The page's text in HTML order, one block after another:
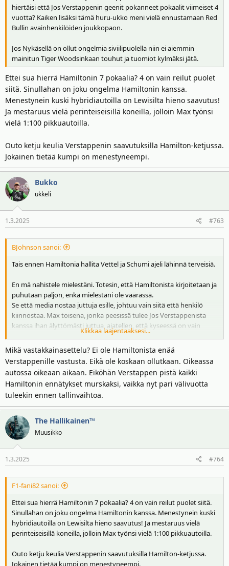
hiertäisi että Jos Verstappenin geenit pokanneet pokaalit viimeiset 4
vuotta? Kaiken lisäksi tämä huru-ukko meni vielä ennustamaan Red
Bullin avainhenkilöiden joukkopaon.
Jos Nykäsellä on ollut ongelmia siviilipuolella niin ei aiemmin
mainitun Tiger Woodsinkaan touhut ja tuomiot kylmäksi jätä.
Ettei sua hierrä Hamiltonin 7 pokaalia? 4 on vain reilut puolet
siitä. Sinullahan on joku ongelma Hamiltonin kanssa.
Menestynein kuski hybridiautoilla on Lewisilta hieno saavutus!
Ja mestaruus vielä perinteiseisillä koneilla, jolloin Max työnsi
vielä 1:100 pikkuautoilla.
Outo ketju keulia Verstappenin saavutuksilla Hamilton-ketjussa.
Jokainen tietää kumpi on menestyneempi.
Bukko
ukkeli
1.3.2025 #763
BJohnson sanoi:
Tais ennen Hamiltonia hallita Vettel ja Schumi ajeli lähinnä terveisiä.
En mä nahistele mielestäni. Totesin, että Hamiltonista kirjoitetaan ja
puhutaan paljon, enkä mielestäni ole väärässä.
Se että media nostaa juttuja esille, johtuu vain siitä että henkilö
kiinnostaa. Max toisena, jonka peesissä tulee Jos Verstappenista
kanssa ihan älyttömästi juttua, ajatellen, että kyseessä on vain
menevästi, niin ei suurta yleisöä ihan hirveästi kiinnosta, toisin kuin
Max - Lewis vastakkainasettelu.
Klikkaa laajentaaksesi...
Mikä vastakkainasettelu? Ei ole Hamiltonista enää
Verstappenille vastusta. Eikä ole koskaan ollutkaan. Oikeassa
autossa oikeaan aikaan. Eiköhän Verstappen pistä kaikki
Hamiltonin ennätykset murskaksi, vaikka nyt pari välivuotta
tuleekin ennen tallinvaihtoa.
The Hallikainen™
Muusikko
1.3.2025 #764
F1-fani82 sanoi:
Ettei sua hierrä Hamiltonin 7 pokaalia? 4 on vain reilut puolet siitä.
Sinullahan on joku ongelma Hamiltonin kanssa. Menestynein kuski
hybridiautoilla on Lewisilta hieno saavutus! Ja mestaruus vielä
perinteiseisillä koneilla, jolloin Max työnsi vielä 1:100 pikkuautoilla.
Outo ketju keulia Verstappenin saavutuksilla Hamilton-ketjussa.
Jokainen tietää kumpi on menestyneempi.